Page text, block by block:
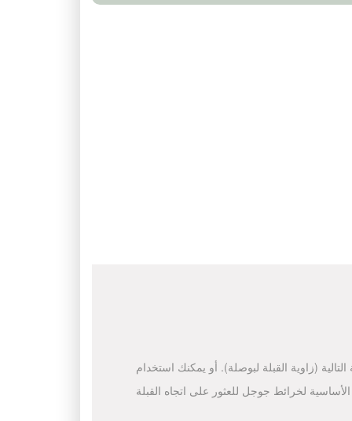
(زاوية القبلة لبوصلة). أو يمكنك استخدام